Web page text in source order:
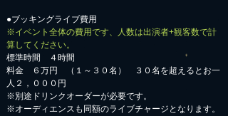
●ブッキングライブ費用
※イベント全体の費用です、人数は出演者+観客数で計
算してください。
標準時間 ４時間
料金 ６万円 （１～３０名） ３０名を超えるとお一
人２，０００円
※別途ドリンクオーダーが必要です。
※オーディエンスも同額のライブチャージとなります。